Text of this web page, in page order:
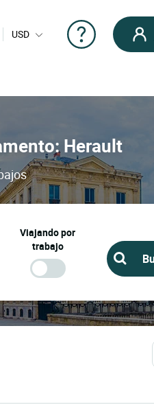
USD
Herault
Viajando por
trabajo